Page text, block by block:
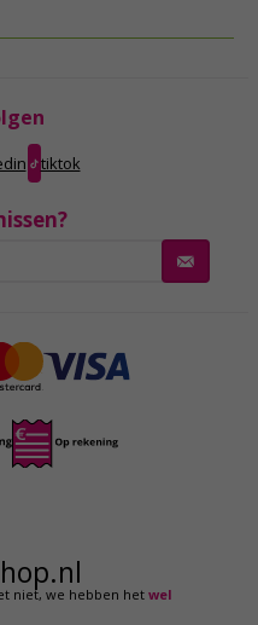
tiktok
niet,we hebben hetwel